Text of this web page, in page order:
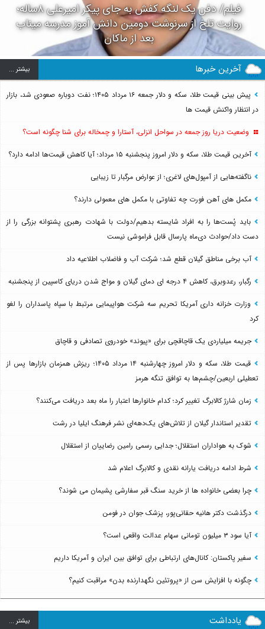
فیلم/ دفن یک لنگه کفش به جای پیکر امیرعلی ۸ساله؛
روایت تلخ از سرنوشت دومین دانش آموز مدرسه میناب
بعد از ماکان
آخرین خبرها بيشتر ...
پیش بینی قیمت طلا، سکه و دلار جمعه ۱۶ مرداد ۱۴۰۵؛ نفت دوباره صعودی شد، بازار
در انتظار واکنش قیمت ها
وضعیت دریا روز جمعه در سواحل انزلی، آستارا و چمخاله برای شنا چگونه است؟
آخرین قیمت طلا، سکه و دلار امروز پنجشنبه ۱۵ مرداد؛ آیا کاهش قیمت‌ها ادامه دارد؟
ناگفته‌هایی از آمپول‌های لاغری؛ از عوارض مرگبار تا زیبایی
مکمل های آهن فورت چه تفاوتی با مکمل های معمولی دارند؟
باید پُست‌ها را به افراد شایسته بدهیم/دولت با شهادت رهبری پشتوانه بزرگی را از
دست داد/حوادث دی‌ماه پارسال قابل فراموشی نیست
آب برخی مناطق گیلان قطع شد؛ شرکت آب و فاضلاب اطلاعیه داد
رگبار، رعدوبرق، کاهش ۴ درجه ای دمای گیلان و مواج شدن دریای کاسپین از پنجشنبه
وزارت خزانه داری آمریکا تحریم سه شرکت هواپیمایی مرتبط با سپاه پاسداران را لغو
کرد
جریمه میلیاردی یک قاچاقچی برای «پیوند» خودروی تصادفی و قاچاق
قیمت طلا، سکه و دلار امروز چهارشنبه ۱۴ مرداد ۱۴۰۵؛ ریزش همزمان بازارها پس از
تعطیلی اربعین/چشم‌ها به توافق تنگه هرمز
زمان شارژ کالابرگ تغییر کرد؛ کدام خانوارها اعتبار را ماه بعد دریافت می‌کنند؟
تقدیر استاندار گیلان از تلاش‌های یک‌دهه‌ای نشر فرهنگ ایلیا در رشت
شوک به هواداران استقلال؛ جدایی رسمی رامین رضاییان از استقلال
شرط ادامه دریافت یارانه نقدی و کالابرگ اعلام شد
چرا بعضی خانواده ها از خرید سنگ قبر سفارشی پشیمان می شوند؟
درگذشت دکتر هانیه حقانی‌پور، پزشک جوان در فومن
آیا سود ۳ میلیون تومانی سهام عدالت واقعی است؟
سفیر پاکستان: کانال‌های ارتباطی برای توافق بین ایران و آمریکا داریم
چگونه با افزایش سن از «پروتئین نگهدارنده بدن» مراقبت کنیم؟
یادداشت بيشتر ...